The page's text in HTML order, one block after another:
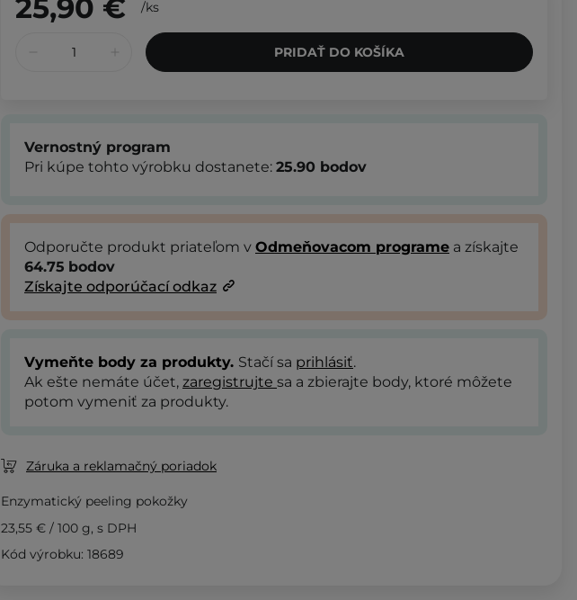
25,90 € /ks
PRIDAŤ DO KOŠÍKA
Vernostný program
Pri kúpe tohto výrobku dostanete: 25.90 bodov
Odporučte produkt priateľom v Odmeňovacom programe a získajte
64.75 bodov
Získajte odporúčací odkaz
Vymeňte body za produkty. Stačí sa prihlásiť.
Ak ešte nemáte účet, zaregistrujte sa a zbierajte body, ktoré môžete
potom vymeniť za produkty.
Záruka a reklamačný poriadok
Enzymatický peeling pokožky
23,55 € / 100 g, s DPH
Kód výrobku: 18689